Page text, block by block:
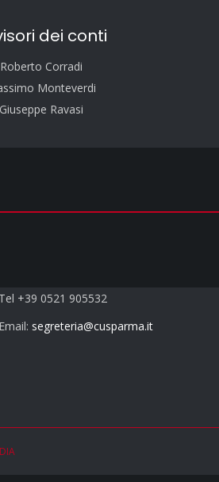
dei conti
Roberto Corradi
Monteverdi
Giuseppe Ravasi
Tel +39 0521 905532
Email: segreteria@cusparma.it